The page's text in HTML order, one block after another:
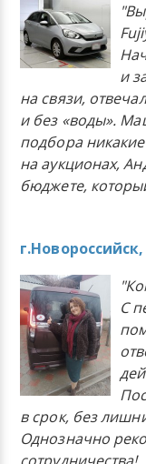
и
на связи,
и без «воды».
подбора
на аукционах,
бюджете,
С
в срок, без
Однозначно